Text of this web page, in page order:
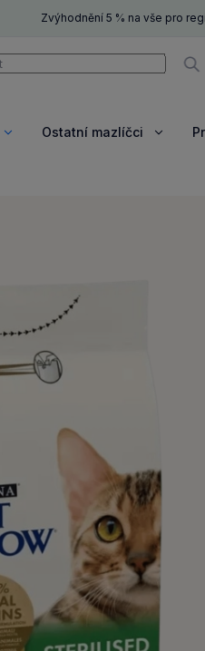
Zvýhodnění 5 % na vše pro
ZobrazitOstatní mazlíčci
Zobrazit